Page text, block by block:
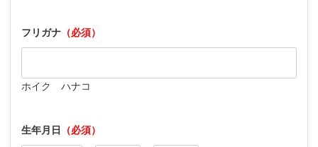
フリガナ （必須）
ホイク ハナコ
生年月日 （必須）